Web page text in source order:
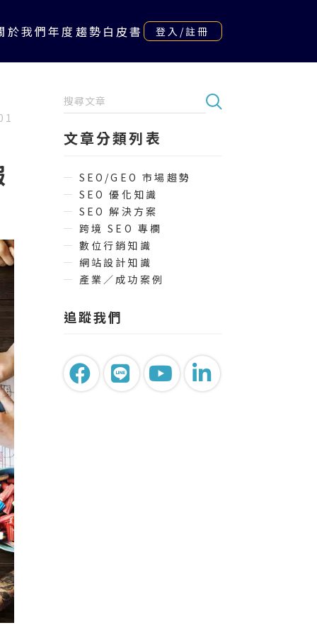
於我們年度趨勢白皮書 登入/註冊
文章分類列表
SEO/GEO 市場趨勢
SEO 優化知識
SEO 解決方案
跨境 SEO 專欄
數位行銷知識
網站設計知識
產業／成功案例
追蹤我們